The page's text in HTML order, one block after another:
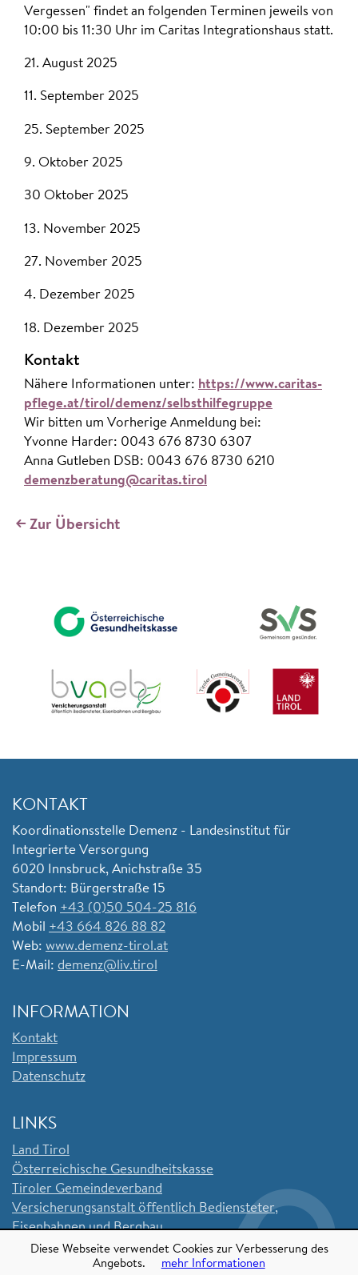
Vergessen" findet an folgenden Terminen jeweils von
10:00 bis 11:30 Uhr im Caritas Integrationshaus statt.
21. August 2025
11. September 2025
25. September 2025
9. Oktober 2025
30 Oktober 2025
13. November 2025
27. November 2025
4. Dezember 2025
18. Dezember 2025
Kontakt
Nähere Informationen unter: https://www.caritas-
pflege.at/tirol/demenz/selbsthilfegruppe
Wir bitten um Vorherige Anmeldung bei:
Yvonne Harder: 0043 676 8730 6307
Anna Gutleben DSB: 0043 676 8730 6210
demenzberatung@caritas.tirol
Zur Übersicht
KONTAKT
Koordinationsstelle Demenz - Landesinstitut für
Integrierte Versorgung
6020 Innsbruck, Anichstraße 35
Standort: Bürgerstraße 15
Telefon +43 (0)50 504-25 816
Mobil +43 664 826 88 82
Web: www.demenz-tirol.at
E-Mail: demenz@liv.tirol
INFORMATION
Kontakt
Impressum
Datenschutz
LINKS
Land Tirol
Österreichische Gesundheitskasse
Tiroler Gemeindeverband
Versicherungsanstalt öffentlich Bediensteter,
Eisenbahnen und Bergbau
Sozialversicherungsanstalt der Selbstständigen
Diese Webseite verwendet Cookies zur Verbesserung des
Angebots.
mehr Informationen